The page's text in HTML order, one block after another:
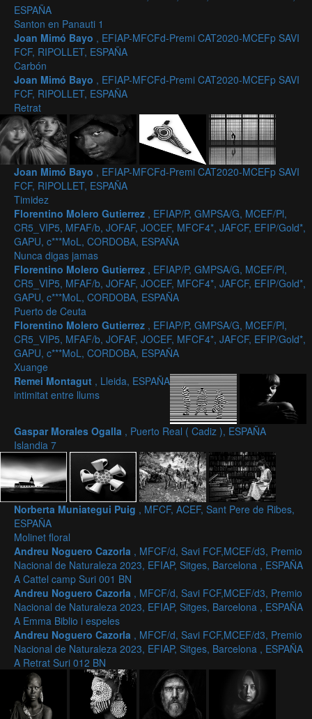
ESPAÑA
Santon en Panauti 1
Joan Mimó Bayo , EFIAP-MFCFd-Premi CAT2020-MCEFp SAVI
FCF, RIPOLLET, ESPAÑA
Carbón
Joan Mimó Bayo , EFIAP-MFCFd-Premi CAT2020-MCEFp SAVI
FCF, RIPOLLET, ESPAÑA
Retrat
Joan Mimó Bayo , EFIAP-MFCFd-Premi CAT2020-MCEFp SAVI
FCF, RIPOLLET, ESPAÑA
Timidez
Florentino Molero Gutierrez , EFIAP/P, GMPSA/G, MCEF/Pl,
CR5_VIP5, MFAF/b, JOFAF, JOCEF, MFCF4*, JAFCF, EFIP/Gold*,
GAPU, c***MoL, CORDOBA, ESPAÑA
Nunca digas jamas
Florentino Molero Gutierrez , EFIAP/P, GMPSA/G, MCEF/Pl,
CR5_VIP5, MFAF/b, JOFAF, JOCEF, MFCF4*, JAFCF, EFIP/Gold*,
GAPU, c***MoL, CORDOBA, ESPAÑA
Puerto de Ceuta
Florentino Molero Gutierrez , EFIAP/P, GMPSA/G, MCEF/Pl,
CR5_VIP5, MFAF/b, JOFAF, JOCEF, MFCF4*, JAFCF, EFIP/Gold*,
GAPU, c***MoL, CORDOBA, ESPAÑA
Xuange
Remei Montagut , Lleida, ESPAÑA
intimitat entre llums
Gaspar Morales Ogalla , Puerto Real ( Cadiz ), ESPAÑA
Islandia 7
Norberta Muniategui Puig , MFCF, ACEF, Sant Pere de Ribes,
ESPAÑA
Molinet floral
Andreu Noguero Cazorla , MFCF/d, Savi FCF,MCEF/d3, Premio
Nacional de Naturaleza 2023, EFIAP, Sitges, Barcelona , ESPAÑA
A Cattel camp Suri 001 BN
Andreu Noguero Cazorla , MFCF/d, Savi FCF,MCEF/d3, Premio
Nacional de Naturaleza 2023, EFIAP, Sitges, Barcelona , ESPAÑA
A Emma Biblio i espeles
Andreu Noguero Cazorla , MFCF/d, Savi FCF,MCEF/d3, Premio
Nacional de Naturaleza 2023, EFIAP, Sitges, Barcelona , ESPAÑA
A Retrat Suri 012 BN